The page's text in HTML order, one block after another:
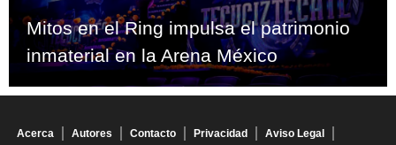
Mitos en el Ring impulsa el patrimonio
inmaterial en la Arena México
Acerca Autores Contacto Privacidad Aviso Legal